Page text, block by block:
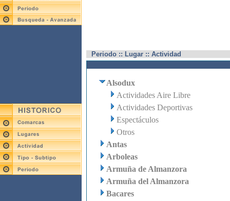
Periodo :: Lugar :: Actividad
Alsodux
Actividades Aire Libre
Actividades Deportivas
Espectáculos
Otros
Antas
Arboleas
Armuña de Almanzora
Armuña del Almanzora
Bacares